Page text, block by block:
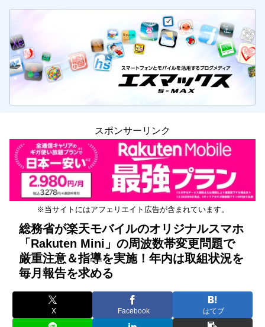
スポンサーリンク
※当サイトにはアフェリエイト広告が含まれています。
総務省が楽天モバイルのオリジナルスマホ
「Rakuten Mini」の周波数帯変更問題で
厳重注意＆指導を実施！年内は取組状況を
毎月報告を求める
X Facebook はてブ